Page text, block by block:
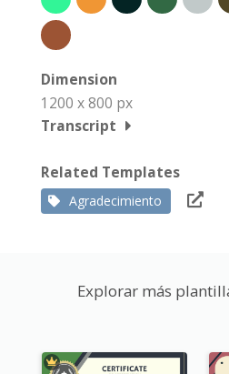
Dimension
1200 x 800 px
Transcript
Related Templates
Agradecimiento
Explorar más